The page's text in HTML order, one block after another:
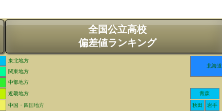
全国公立高校
偏差値ランキング
東北地方
北海道
関東地方
中部地方
近畿地方
青森
中国・四国地方 秋田 岩手